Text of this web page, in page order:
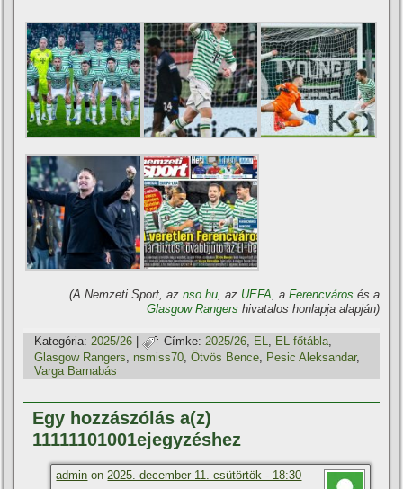
(A Nemzeti Sport, az nso.hu, az UEFA , a Ferencváros és a
Glasgow Rangers hivatalos honlapja alapján)
Kategória: 2025/26 | Címke: 2025/26, EL, EL főtábla,
Glasgow Rangers
nsmiss70 ,Ötvös Bence Pesic Aleksandar,
Varga Barnabás
Egy hozzászólás a(z)
11111101001ejegyzéshez
admin on 2025. december 11. csütörtök - 18:30